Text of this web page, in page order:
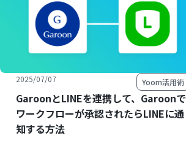
2025/07/07 Yoom活用術
GaroonとLINEを連携して、Garoonで
ワークフローが承認されたらLINEに通
知する方法